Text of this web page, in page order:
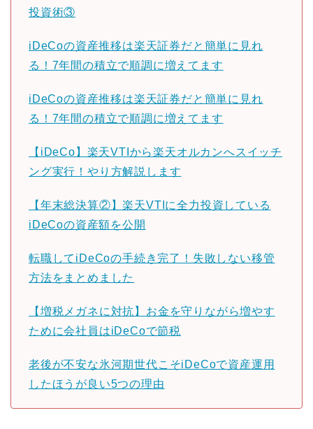
投資術③
iDeCoの資産推移は楽天証券だと簡単に見れ
る！7年間の積立で順調に増えてます
iDeCoの資産推移は楽天証券だと簡単に見れ
る！7年間の積立で順調に増えてます
【iDeCo】楽天VTIから楽天オルカンへスイッチ
ング実行！やり方解説します
【年末総決算②】楽天VTIに全力投資している
iDeCoの資産額を公開
転職してiDeCoの手続き完了！失敗しない移管
方法をまとめました
【増税メガネに対抗】お金を守りながら増やす
ために会社員はiDeCoで節税
老後が不安な氷河期世代こそiDeCoで資産運用
したほうが良い5つの理由